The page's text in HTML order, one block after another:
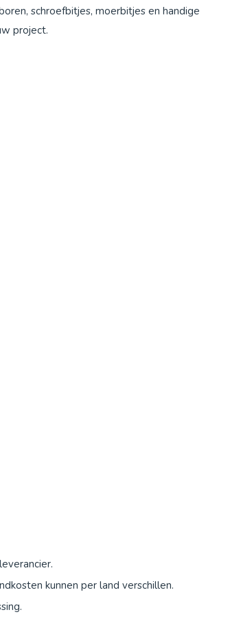
schroefbitjes, moerbitjes en handige
project.
kunnen per land verschillen.